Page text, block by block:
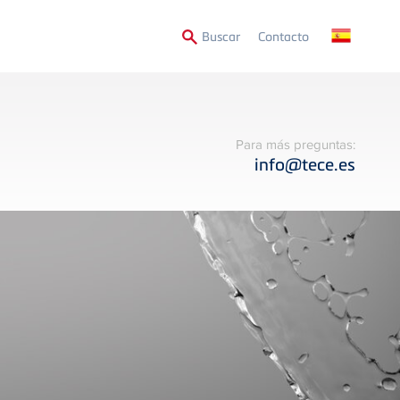
BuscarSecondary
Contacto
Para más preguntas:
info@tece.es